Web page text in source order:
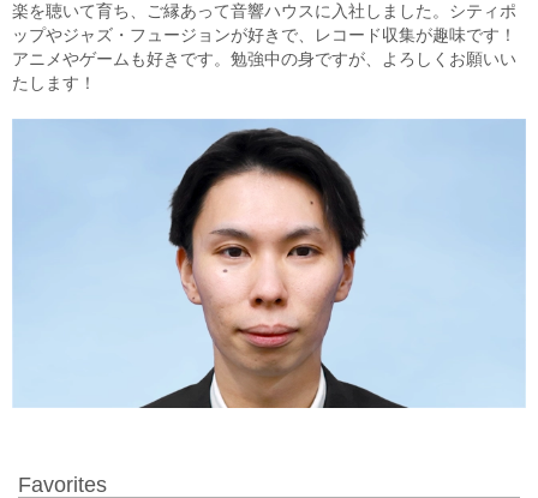
楽を聴いて育ち、ご縁あって音響ハウスに入社しました。シティポ
ップやジャズ・フュージョンが好きで、レコード収集が趣味です！
アニメやゲームも好きです。勉強中の身ですが、よろしくお願いい
たします！
Favorites